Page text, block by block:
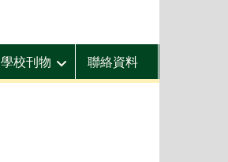
學校刊物 聯絡資料